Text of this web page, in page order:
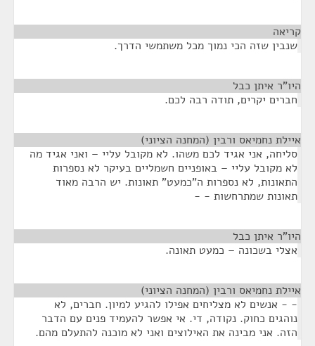
קריאה
שנבין שזה הכי נמוך מכל משתמשי הדרך.
היו"ר איתן כבל
חברים יקרים, תודה רבה לכם.
איילת נחמיאס ורבין (המחנה הציוני)
סליחה, אני אגיד לכם משהו. לא מקובל עליי – ואני אגיד מה
לא מקובל עליי – באופניים חשמליים בעיקר לא נספרות
התאונות, לא נספרות ה"כמעט" תאונות. יש הרבה מאוד
תאונות שמתרחשות - -
היו"ר איתן כבל
אצלי בשכונה – כמעט תאונה.
איילת נחמיאס ורבין (המחנה הציוני)
- - אנשים לא מצליחים אפילו להגיע למיון. חברים, לא
נוהגים כחוק. נקודה, די. אי אפשר להעמיד פנים עם הדבר
הזה. אני מבינה את האילוצים ואני לא מוכנה להתעלם מהם.